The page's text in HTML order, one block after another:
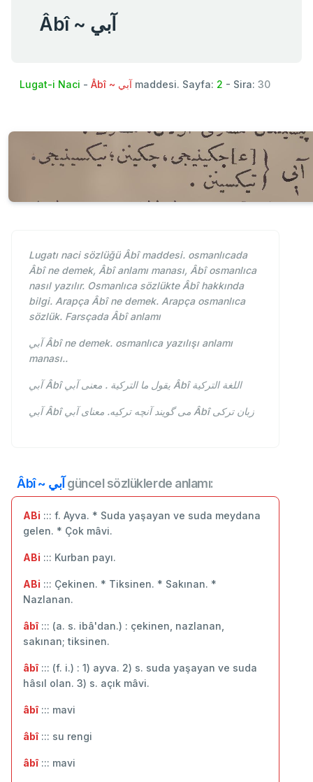
Âbî ~ آبي
Lugat-i Naci - Âbî ~ آبي maddesi. Sayfa: 2 - Sira: 30
Lugatı naci sözlüğü Âbî maddesi. osmanlıcada
Âbî ne demek, Âbî anlamı manası, Âbî osmanlıca
nasıl yazılır. Osmanlıca sözlükte Âbî hakkında
bilgi. Arapça Âbî ne demek. Arapça osmanlıca
sözlük. Farsçada Âbî anlamı
آبي Âbî ne demek. osmanlıca yazılışı anlamı
manası..
آبي Âbî يقول ما التركية . معنى آبي Âbî اللغة التركية
آبي Âbî می گویند آنچه ترکیه. معنای آبي Âbî زبان ترکی
Âbî ~ آبي güncel sözlüklerde anlamı:
ABi ::: f. Ayva. * Suda yaşayan ve suda meydana
gelen. * Çok mâvi.
ABi ::: Kurban payı.
ABi ::: Çekinen. * Tiksinen. * Sakınan. *
Nazlanan.
âbî::: (a. s. ibâ'dan.) : çekinen, nazlanan,
sakınan; tiksinen.
âbî::: (f. i.) : 1) ayva. 2) s. suda yaşayan ve suda
hâsıl olan. 3) s. açık mâvi.
âbî::: mavi
âbî::: ‬su rengi
âbî::: mavi